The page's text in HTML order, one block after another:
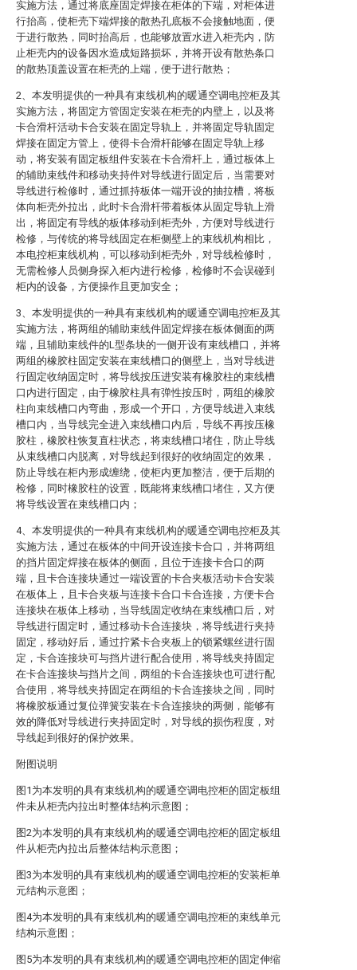
实施方法，通过将底座固定焊接在柜体的下端，对柜体进
行抬高，使柜壳下端焊接的散热孔底板不会接触地面，便
于进行散热，同时抬高后，也能够放置水进入柜壳内，防
止柜壳内的设备因水造成短路损坏，并将开设有散热条口
的散热顶盖设置在柜壳的上端，便于进行散热；
2、本发明提供的一种具有束线机构的暖通空调电控柜及其
实施方法，将固定方管固定安装在柜壳的内壁上，以及将
卡合滑杆活动卡合安装在固定导轨上，并将固定导轨固定
焊接在固定方管上，使得卡合滑杆能够在固定导轨上移
动，将安装有固定板组件安装在卡合滑杆上，通过板体上
的辅助束线件和移动夹持件对导线进行固定后，当需要对
导线进行检修时，通过抓持板体一端开设的抽拉槽，将板
体向柜壳外拉出，此时卡合滑杆带着板体从固定导轨上滑
出，将固定有导线的板体移动到柜壳外，方便对导线进行
检修，与传统的将导线固定在柜侧壁上的束线机构相比，
本电控柜束线机构，可以移动到柜壳外，对导线检修时，
无需检修人员侧身探入柜内进行检修，检修时不会误碰到
柜内的设备，方便操作且更加安全；
3、本发明提供的一种具有束线机构的暖通空调电控柜及其
实施方法，将两组的辅助束线件固定焊接在板体侧面的两
端，且辅助束线件的L型条块的一侧开设有束线槽口，并将
两组的橡胶柱固定安装在束线槽口的侧壁上，当对导线进
行固定收纳固定时，将导线按压进安装有橡胶柱的束线槽
口内进行固定，由于橡胶柱具有弹性按压时，两组的橡胶
柱向束线槽口内弯曲，形成一个开口，方便导线进入束线
槽口内，当导线完全进入束线槽口内后，导线不再按压橡
胶柱，橡胶柱恢复直柱状态，将束线槽口堵住，防止导线
从束线槽口内脱离，对导线起到很好的收纳固定的效果，
防止导线在柜内形成缠绕，使柜内更加整洁，便于后期的
检修，同时橡胶柱的设置，既能将束线槽口堵住，又方便
将导线设置在束线槽口内；
4、本发明提供的一种具有束线机构的暖通空调电控柜及其
实施方法，通过在板体的中间开设连接卡合口，并将两组
的挡片固定焊接在板体的侧面，且位于连接卡合口的两
端，且卡合连接块通过一端设置的卡合夹板活动卡合安装
在板体上，且卡合夹板与连接卡合口卡合连接，方便卡合
连接块在板体上移动，当导线固定收纳在束线槽口后，对
导线进行固定时，通过移动卡合连接块，将导线进行夹持
固定，移动好后，通过拧紧卡合夹板上的锁紧螺丝进行固
定，卡合连接块可与挡片进行配合使用，将导线夹持固定
在卡合连接块与挡片之间，两组的卡合连接块也可进行配
合使用，将导线夹持固定在两组的卡合连接块之间，同时
将橡胶板通过复位弹簧安装在卡合连接块的两侧，能够有
效的降低对导线进行夹持固定时，对导线的损伤程度，对
导线起到很好的保护效果。
附图说明
图1为本发明的具有束线机构的暖通空调电控柜的固定板组
件未从柜壳内拉出时整体结构示意图；
图2为本发明的具有束线机构的暖通空调电控柜的固定板组
件从柜壳内拉出后整体结构示意图；
图3为本发明的具有束线机构的暖通空调电控柜的安装柜单
元结构示意图；
图4为本发明的具有束线机构的暖通空调电控柜的束线单元
结构示意图；
图5为本发明的具有束线机构的暖通空调电控柜的固定伸缩